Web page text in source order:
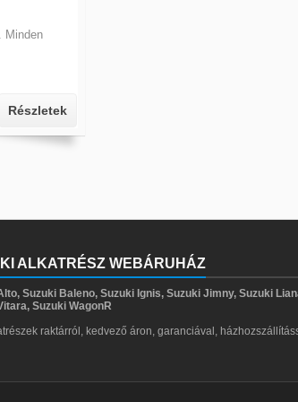
Minden
Részletek
ALKATRÉSZ WEBÁRUHÁZ
Suzuki Baleno, Suzuki Ignis, Suzuki Jimny, Suzuki
Suzuki WagonR
raktárról, kedvező áron, garanciával,